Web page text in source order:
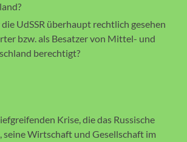
UdSSR überhaupt rechtlich gesehen
bzw. als Besatzer von Mittel- und
berechtigt?
Krise, die das Russische
seine Wirtschaft und Gesellschaft im